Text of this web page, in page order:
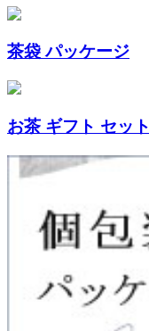
茶袋 パッケージ
お茶 ギフト セット